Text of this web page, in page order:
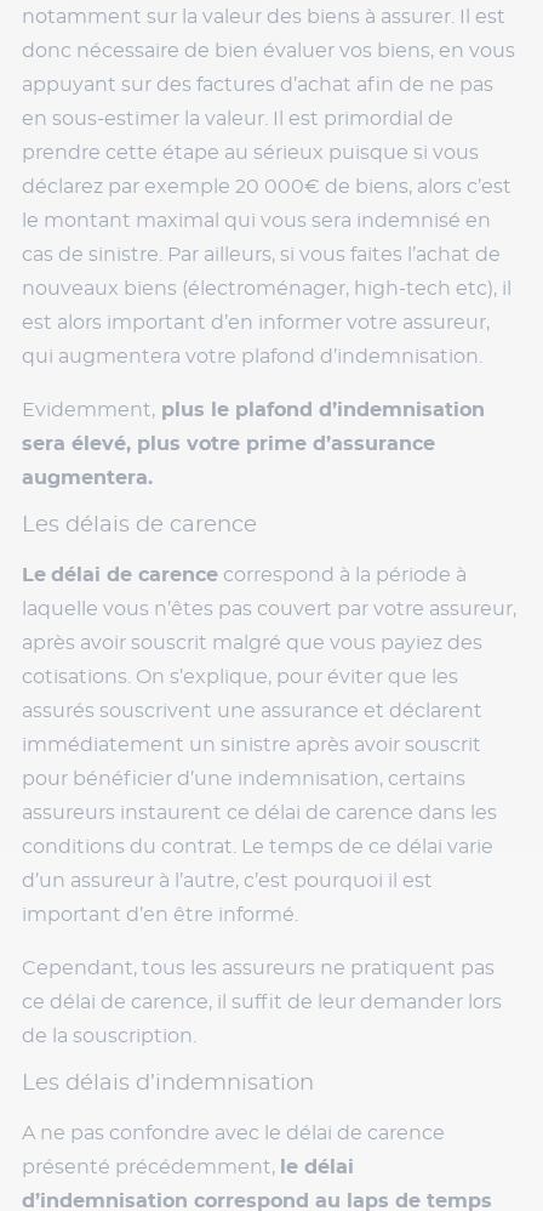
notamment sur la valeur des biens à assurer. Il est
donc nécessaire de bien évaluer vos biens, en vous
appuyant sur des factures d’achat afin de ne pas
en sous-estimer la valeur. Il est primordial de
prendre cette étape au sérieux puisque si vous
déclarez par exemple 20 000€ de biens, alors c’est
le montant maximal qui vous sera indemnisé en
cas de sinistre. Par ailleurs, si vous faites l’achat de
nouveaux biens (électroménager, high-tech etc), il
est alors important d’en informer votre assureur,
qui augmentera votre plafond d’indemnisation.
Evidemment, plus le plafond d’indemnisation
sera élevé, plus votre prime d’assurance
augmentera.
Les délais de carence
Le délai de carence correspond à la période à
laquelle vous n’êtes pas couvert par votre assureur,
après avoir souscrit malgré que vous payiez des
cotisations. On s’explique, pour éviter que les
assurés souscrivent une assurance et déclarent
immédiatement un sinistre après avoir souscrit
pour bénéficier d’une indemnisation, certains
assureurs instaurent ce délai de carence dans les
conditions du contrat. Le temps de ce délai varie
d’un assureur à l’autre, c’est pourquoi il est
important d’en être informé.
Cependant, tous les assureurs ne pratiquent pas
ce délai de carence, il suffit de leur demander lors
de la souscription.
Les délais d’indemnisation
A ne pas confondre avec le délai de carence
présenté précédemment, le délai
d’indemnisation correspond au laps de temps